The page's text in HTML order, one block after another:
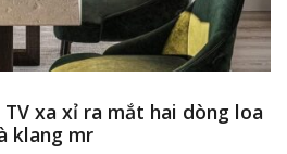
xa xỉ ra mắt hai dòng loa
klang mr